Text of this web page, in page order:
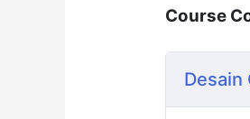
Course
Desain